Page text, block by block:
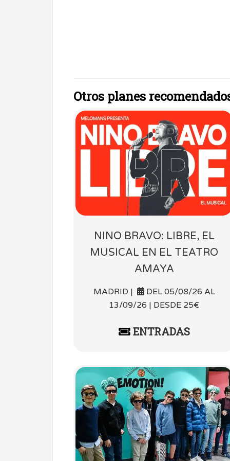
Otros planes
NINO BRAVO: LIBRE, EL
MUSICAL EN EL TEATRO
AMAYA
MADRID |
DEL 05/08/26 AL
13/09/26 | DESDE 25€
ENTRADAS